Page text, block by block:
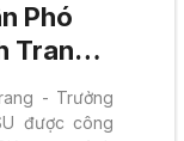
Phó
Trang:
Tiến sĩ
- Trưởng
được công